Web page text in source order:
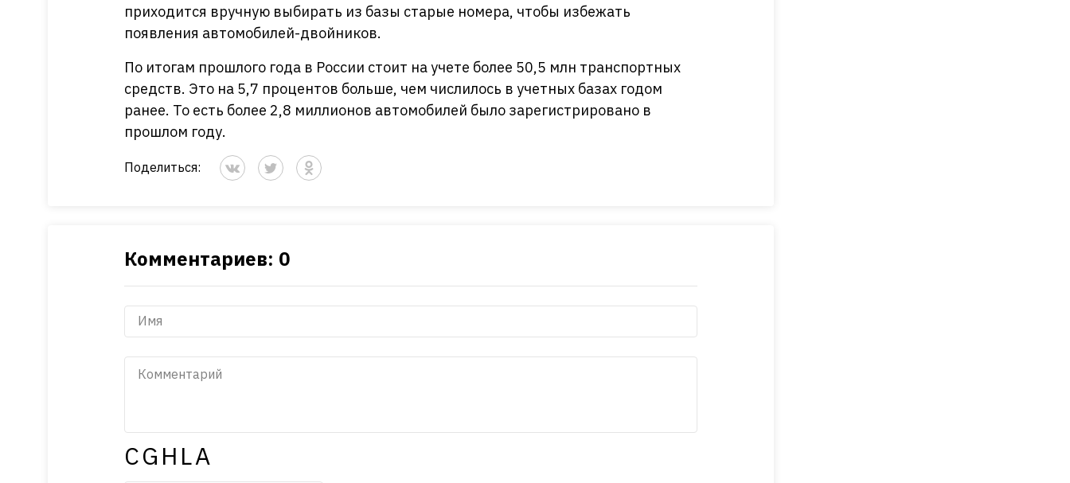
приходится вручную выбирать из базы старые номера, чтобы избежать
появления автомобилей-двойников.
По итогам прошлого года в России стоит на учете более 50,5 млн транспортных
средств. Это на 5,7 процентов больше, чем числилось в учетных базах годом
ранее. То есть более 2,8 миллионов автомобилей было зарегистрировано в
прошлом году.
Поделиться:
Комментариев: 0
CGHLA